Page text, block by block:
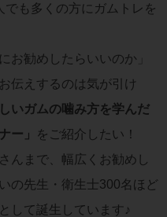
も多くの方にガムトレを
お勧めしたらいいのか」
伝えするのは気が引け
いガムの噛み方を学んだ
ー」
をご紹介したい！
んまで、幅広くお勧めし
の先生・衛生士300名ほど
して誕生しています♪